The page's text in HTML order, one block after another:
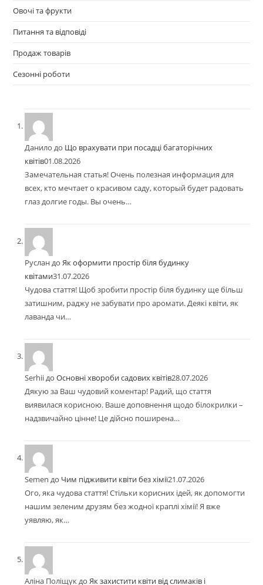
Овочі та фрукти
Питання та відповіді
Продаж товарів
Сезонні роботи
Данило до Що врахувати при посадці багаторічних
квітів01.08.2026
Замечательная статья! Очень полезная информация для
всех, кто мечтает о красивом саду, который будет радовать
глаз долгие годы. Вы очень…
Руслан доЯк оформити простір біля будинку
квітами31.07.2026
Чудова стаття! Щоб зробити простір біля будинку ще більш
затишним, раджу не забувати про аромати. Деякі квіти, як
лаванда чи…
SerhiiдоОсновні хвороби садових квітів28.07.2026
Дякую за Ваш чудовий коментар! Радий, що стаття
виявилася корисною. Ваше доповнення щодо білокрилки –
надзвичайно цінне! Це дійсно поширена…
Semen до Чим підживити квіти без хімії21.07.2026
Ого, яка чудова стаття! Стільки корисних ідей, як допомогти
нашим зеленим друзям без жодної краплі хімії! Я вже
уявляю, як…
Аліна ПоліщукдоЯк захистити квіти від слимаків і